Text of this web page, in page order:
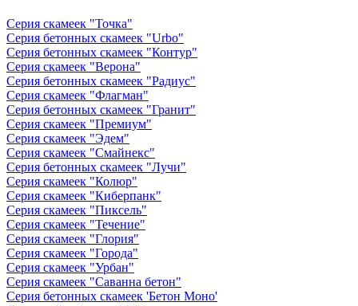
Серия скамеек "Точка"
Серия бетонных скамеек "Urbo"
Серия бетонных скамеек "Контур"
Серия скамеек "Верона"
Серия бетонных скамеек "Радиус"
Серия скамеек "Флагман"
Серия бетонных скамеек "Гранит"
Серия скамеек "Премиум"
Серия скамеек "Эдем"
Серия скамеек "Смайнекс"
Серия бетонных скамеек "Лучи"
Серия скамеек "Колюр"
Серия скамеек "Киберпанк"
Серия скамеек "Пиксель"
Серия скамеек "Течение"
Серия скамеек "Глория"
Серия скамеек "Города"
Серия скамеек "Урбан"
Серия скамеек "Саванна бетон"
Серия бетонных скамеек 'Бетон Моно'